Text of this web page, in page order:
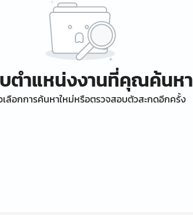
ตำแหน่งงานที่คุณค้นหา
ลือกการค้นหาใหม่หรือตรวจสอบตัวสะกดอีกครั้ง